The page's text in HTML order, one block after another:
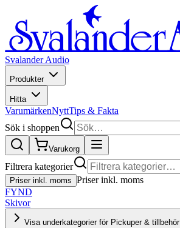
Svalander Audio
Produkter
Hitta
VarumärkenNyttTips & Fakta
Sök i shoppen
Varukorg
Filtrera kategorier
Priser inkl. moms Priser inkl. moms
FYND
Skivor
Visa underkategorier för Pickuper & tillbehör